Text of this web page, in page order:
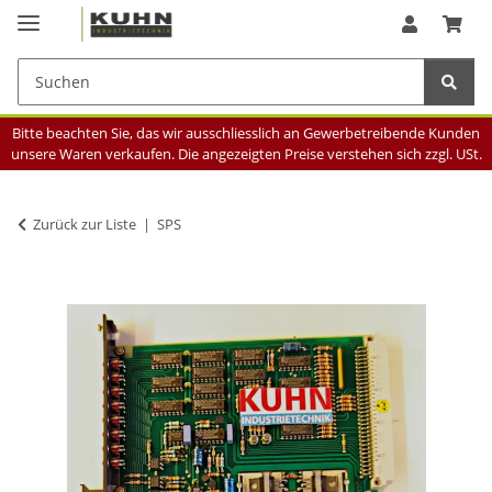
Bitte beachten Sie, das wir ausschliesslich an Gewerbetreibende Kunden
unsere Waren verkaufen. Die angezeigten Preise verstehen sich zzgl. USt.
Zurück zur Liste SPS